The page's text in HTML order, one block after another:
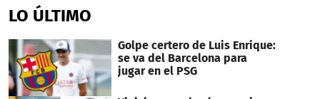
of
1
9
seconds
LO ÚLTIMO
Golpe certero de Luis Enrique:
se va del Barcelona para
jugar en el PSG